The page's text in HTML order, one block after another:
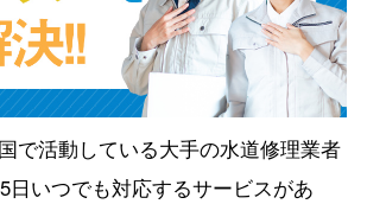
で活動している大手の水道修理業者
日いつでも対応するサービスがあ